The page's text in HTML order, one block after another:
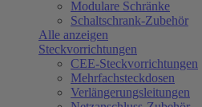
Modulare Schränke
Schaltschrank-Zubehör
Alle anzeigen
Steckvorrichtungen
CEE-Steckvorrichtungen
Mehrfachsteckdosen
Verlängerungsleitungen